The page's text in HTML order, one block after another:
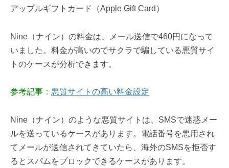
アップルギフトカード（Apple Gift Card）
Nine（ナイン）の料金は、メール送信で460円になって
いました。料金が高いのでサクラで騙している悪質サイ
トのケースが分析できます。
参考記事： 悪質サイトの高い料金設定
Nine（ナイン）のような悪質サイトは、SMSで迷惑メー
ルを送っているケースがあります。電話番号を悪用され
てメールが送信されてきていたら、海外のSMSを拒否す
るとスパムをブロックできるケースがあります。